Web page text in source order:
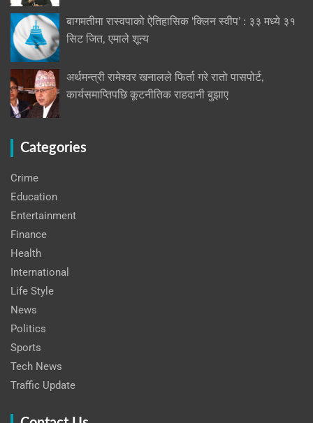
बागमतीमा रास्वपाको ऐतिहासिक ‘क्लिन स्वीप’ : ३३ मध्ये ३१
सिट जित, एमाले शून्य
अर्थमन्त्री रामेश्वर खनालले फिर्ता गरे रातो पासपोर्ट,
कार्यसमाप्तिपछि कूटनीतिक राहदानी बुझाए
Categories
Crime
Education
Entertainment
Finance
Health
International
Life Style
News
Politics
Sports
Tech News
Traffic Update